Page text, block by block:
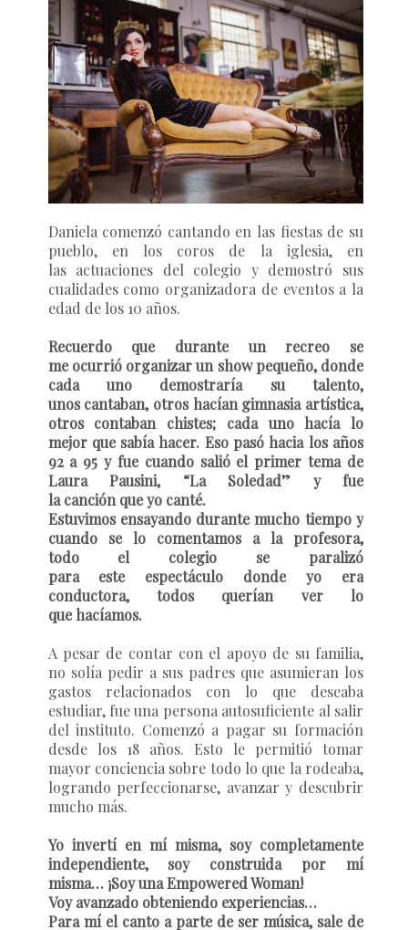
Daniela comenzó cantando en las fiestas de su
pueblo, en los coros de la iglesia, en
las actuaciones del colegio y demostró sus
cualidades como organizadora de eventos a la
edad de los 10 años.
Recuerdo que durante un recreo se
me ocurrió organizar un show pequeño, donde
cada uno demostraría su talento,
unos cantaban, otros hacían gimnasia artística,
otros contaban chistes; cada uno hacía lo
mejor que sabía hacer. Eso pasó hacia los años
92 a 95 y fue cuando salió el primer tema de
Laura Pausini, “La Soledad” y fue
la canción que yo canté.
Estuvimos ensayando durante mucho tiempo y
cuando se lo comentamos a la profesora,
todo el colegio se paralizó
para este espectáculo donde yo era
conductora, todos querían ver lo
que hacíamos.
A pesar de contar con el apoyo de su familia,
no solía pedir a sus padres que asumieran los
gastos relacionados con lo que deseaba
estudiar, fue una persona autosuficiente al salir
del instituto. Comenzó a pagar su formación
desde los 18 años. Esto le permitió tomar
mayor conciencia sobre todo lo que la rodeaba,
logrando perfeccionarse, avanzar y descubrir
mucho más.
Yo invertí en mí misma, soy completamente
independiente, soy construida por mí
misma… ¡Soy una Empowered Woman!
Voy avanzado obteniendo experiencias…
Para mí el canto a parte de ser música, sale de